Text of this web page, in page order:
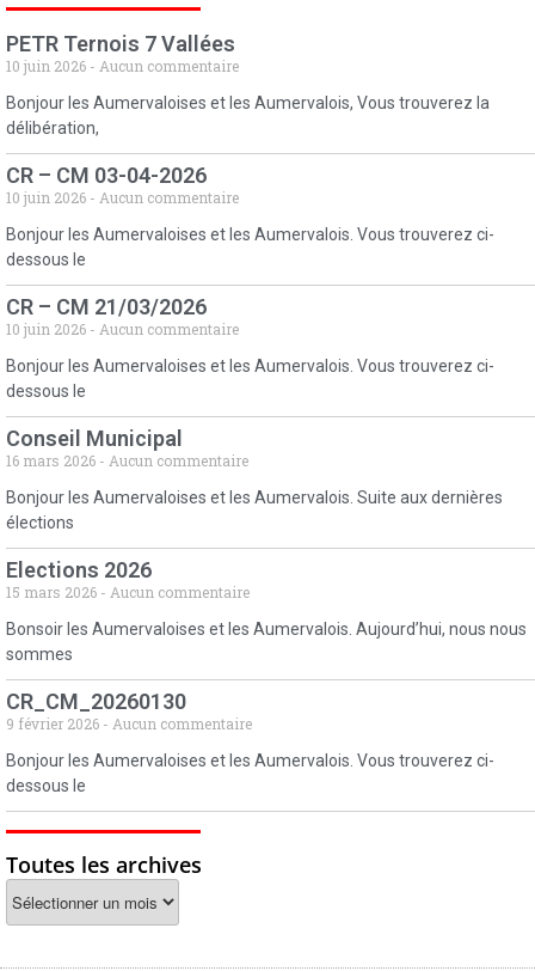
PETR Ternois 7 Vallées
10 juin 2026
Aucun commentaire
Bonjour les Aumervaloises et les Aumervalois, Vous trouverez la
délibération,
CR – CM 03-04-2026
10 juin 2026
Aucun commentaire
Bonjour les Aumervaloises et les Aumervalois. Vous trouverez ci-
dessous le
CR – CM 21/03/2026
10 juin 2026
Aucun commentaire
Bonjour les Aumervaloises et les Aumervalois. Vous trouverez ci-
dessous le
Conseil Municipal
16 mars 2026
Aucun commentaire
Bonjour les Aumervaloises et les Aumervalois. Suite aux dernières
élections
Elections 2026
15 mars 2026
Aucun commentaire
Bonsoir les Aumervaloises et les Aumervalois. Aujourd’hui, nous nous
sommes
CR_CM_20260130
9 février 2026
Aucun commentaire
Bonjour les Aumervaloises et les Aumervalois. Vous trouverez ci-
dessous le
Toutes les archives